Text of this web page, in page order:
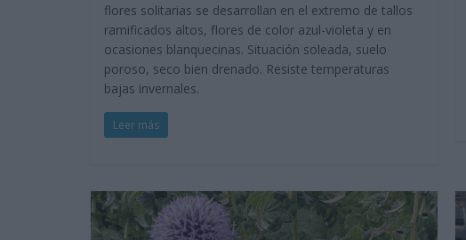
flores solitarias se desarrollan en el extremo de tallos
ramificados altos, flores de color azul-violeta y en
ocasiones blanquecinas. Situación soleada, suelo
poroso, seco bien drenado. Resiste temperaturas
bajas invernales.
Leer más